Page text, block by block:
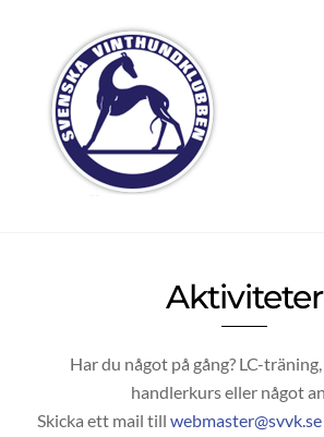
Aktiviteter
Har du något på gång? LC-
handlerkurs eller något
Skicka ett mail till webmaster@svvk.se